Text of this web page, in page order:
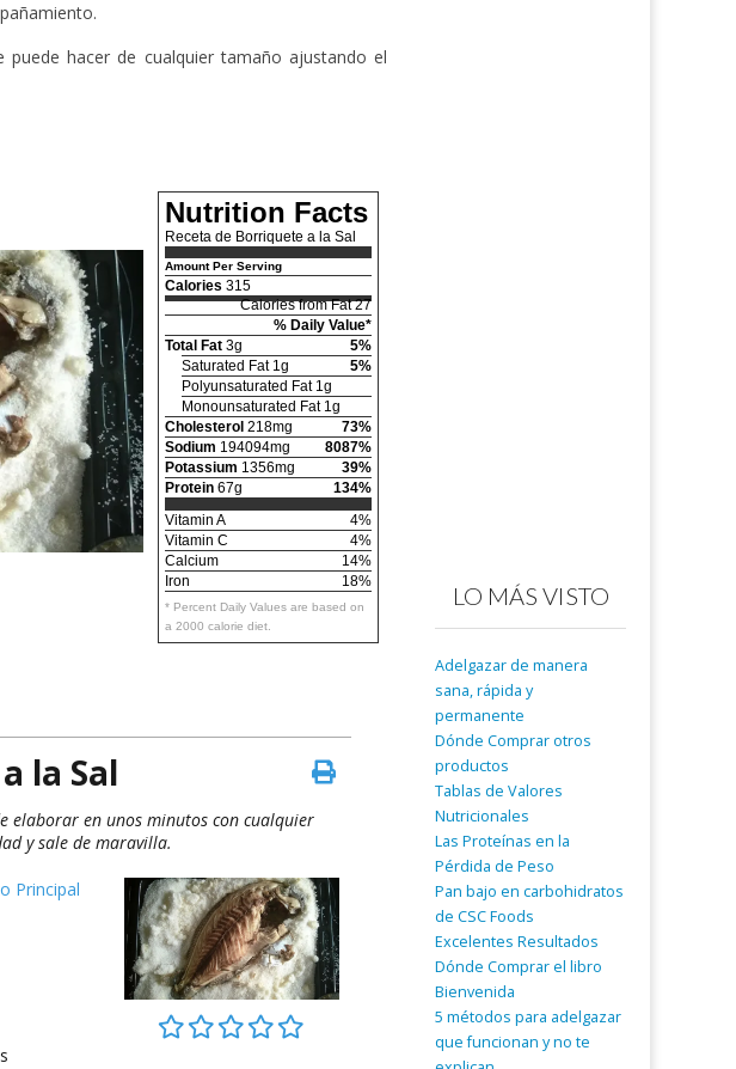
hacer de cualquier tamaño ajustando el
Nutrition Facts
Receta de Borriquete a la Sal
Amount Per Serving
Calories 315
Calories from Fat 27
% Daily Value*
Total Fat 3g
5%
Saturated Fat 1g
5%
Polyunsaturated Fat 1g
Monounsaturated Fat 1g
Cholesterol 218mg
73%
Sodium 194094mg
8087%
Potassium 1356mg
39%
Protein 67g
134%
Vitamin A
4%
Vitamin C
4%
Calcium
14%
Iron
18%
* Percent Daily Values are based on
a 2000 calorie diet.
la Sal
elaborar en unos minutos con cualquier
y sale de maravilla.
Principal
LO MÁS VISTO
Adelgazar de manera
sana, rápida y
permanente
Dónde Comprar otros
productos
Tablas de Valores
Nutricionales
Las Proteínas en la
Pérdida de Peso
Pan bajo en carbohidratos
de CSC Foods
Excelentes Resultados
Dónde Comprar el libro
Bienvenida
5 métodos para adelgazar
que funcionan y no te